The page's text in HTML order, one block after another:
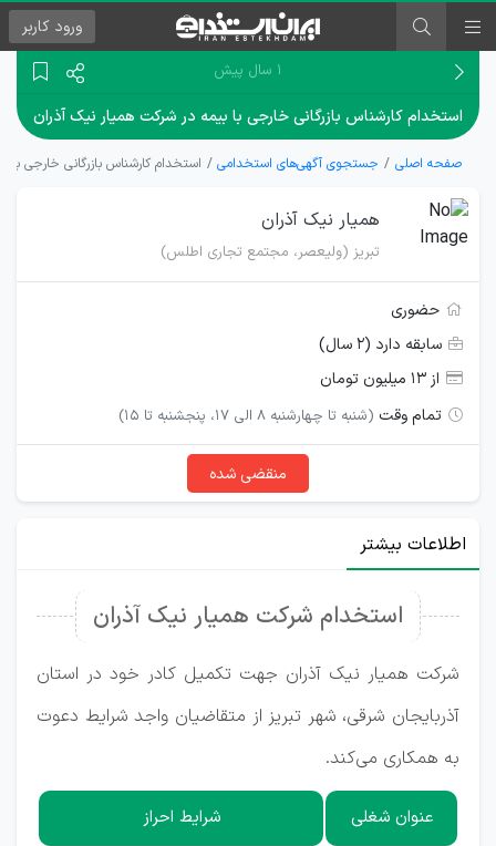
ورود کاربر
۱ سال پیش
استخدام کارشناس بازرگانی خارجی با بیمه در شرکت همیار نیک آذران
صفحه اصلی جستجوی آگهی‌های استخدامی استخدام کارشناس بازرگانی خارجی
همیار نیک آذران
تبریز (ولیعصر، مجتمع تجاری اطلس)
حضوری
سابقه دارد (۲ سال)
از ۱۳ میلیون تومان
تمام وقت (شنبه تا چهارشنبه 8 الی 17، پنجشنبه تا 15)
منقضی شده
اطلاعات بیشتر
استخدام شرکت همیار نیک آذران
شرکت همیار نیک آذران جهت تکمیل کادر خود در استان
آذربایجان شرقی، شهر تبریز از متقاضیان واجد شرایط دعوت
به همکاری می‌کند.
عنوان شغلی شرایط احراز